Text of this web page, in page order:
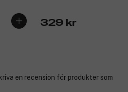
329 kr
en recension för produkter som